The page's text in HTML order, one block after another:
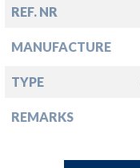
REF. NR
MANUFACTURE
TYPE
REMARKS